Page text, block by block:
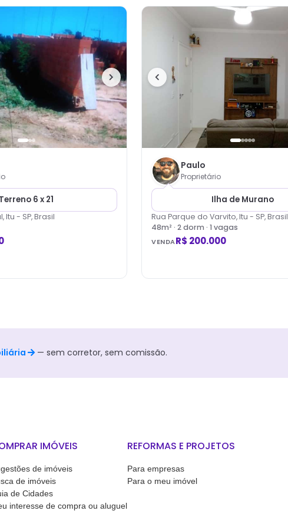
Terreno 6 x 21
Itu - SP, Brasil
Paulo
Proprietário
Ilha de Murano
Rua Parque do Varvito, Itu - SP, Brasil
48m² ·2dorm · 1 vagas
VENDAR$ 200.000
— sem corretor, sem comissão.
IMÓVEIS
de imóveis
de imóveis
de Cidades
interesse de compra ou aluguel
REFORMAS E PROJETOS
Para empresas
Para o meu imóvel